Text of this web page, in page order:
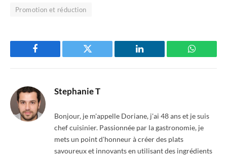
Promotion et réduction
Facebook Twitter LinkedIn
Stephanie T
Bonjour, je m'appelle Doriane, j'ai 48 ans et je suis
chef cuisinier. Passionnée par la gastronomie, je
mets un point d'honneur à créer des plats
savoureux et innovants en utilisant des ingrédients